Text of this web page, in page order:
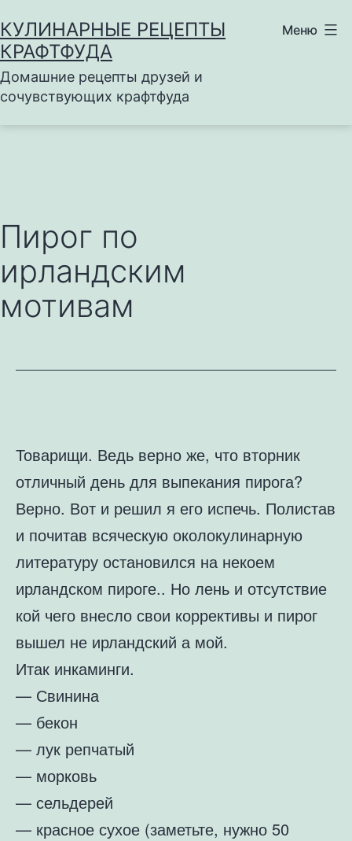
к
содержимому
КУЛИНАРНЫЕ РЕЦЕПТЫ
КРАФТФУДА
Домашние рецепты друзей и
сочувствующих крафтфуда
Меню
Пирог по
ирландским
мотивам
Товарищи. Ведь верно же, что вторник
отличный день для выпекания пирога?
Верно. Вот и решил я его испечь. Полистав
и почитав всяческую околокулинарную
литературу остановился на некоем
ирландском пироге.. Но лень и отсутствие
кой чего внесло свои коррективы и пирог
вышел не ирландский а мой.
Итак инкаминги.
— Свинина
— бекон
— лук репчатый
— морковь
— сельдерей
— красное сухое (заметьте, нужно 50